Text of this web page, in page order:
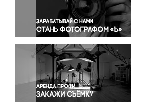
Правосудие
Происшествия и конфликты
Религия
Светская жизнь
Спорт
Экология
Экономика и бизнес